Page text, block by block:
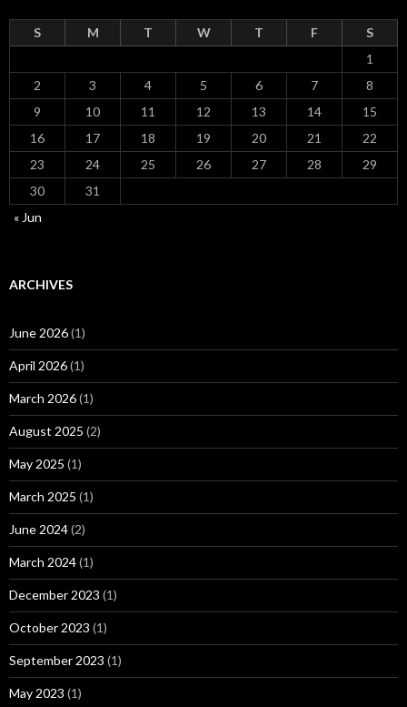
S M T W T F
S
1
2
3 4 5 6 7
8
9
10 11 12 13 14
15
16
17 18 19 20 21
22
23
24 25 26 27 28
29
30
31
« Jun
ARCHIVES
June 2026(1)
April 2026(1)
March 2026(1)
August 2025 (2)
May 2025 (1)
March 2025 (1)
June 2024(2)
March 2024(1)
December 2023 (1)
October 2023 (1)
September 2023 (1)
May 2023 (1)